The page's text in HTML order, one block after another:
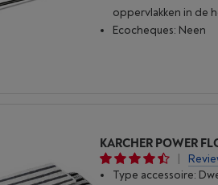
oppervlakken in de
Ecocheques: Neen
Type accessoire: